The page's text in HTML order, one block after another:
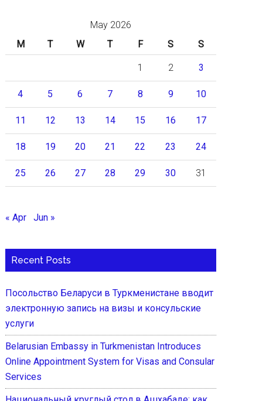
May 2026
M
T W T F S S
1 2 3
4 5 6 7 8 9 10
11 12 13 14 15 16 17
18 19 20 21 22 23 24
25 26 27 28 29 30 31
« Apr Jun »
Recent Posts
Посольство Беларуси в Туркменистане вводит
электронную запись на визы и консульские
услуги
Belarusian Embassy in Turkmenistan Introduces
Online Appointment System for Visas and Consular
Services